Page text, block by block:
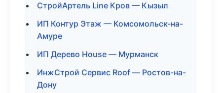
СтройАртель Line Кров — Кызыл
ИП Контур Этаж — Комсомольск-на-
Амуре
ИП Дерево House — Мурманск
ИнжСтрой Сервис Roof — Ростов-на-
Дону